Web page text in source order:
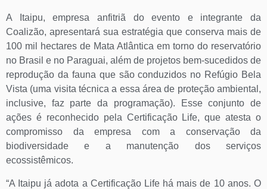
A Itaipu, empresa anfitriã do evento e integrante da
Coalizão, apresentará sua estratégia que conserva mais de
100 mil hectares de Mata Atlântica em torno do reservatório
no Brasil e no Paraguai, além de projetos bem-sucedidos de
reprodução da fauna que são conduzidos no Refúgio Bela
Vista (uma visita técnica a essa área de proteção ambiental,
inclusive, faz parte da programação). Esse conjunto de
ações é reconhecido pela Certificação Life, que atesta o
compromisso da empresa com a conservação da
biodiversidade e a manutenção dos serviços
ecossistêmicos.
“A Itaipu já adota a Certificação Life há mais de 10 anos. O